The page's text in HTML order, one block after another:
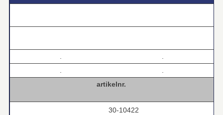
.
.
.
.
artikelnr.
30-10422